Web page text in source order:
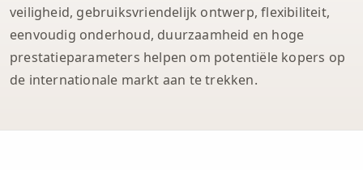
veiligheid, gebruiksvriendelijk ontwerp, flexibiliteit,
eenvoudig onderhoud, duurzaamheid en hoge
prestatieparameters helpen om potentiële kopers op
de internationale markt aan te trekken.